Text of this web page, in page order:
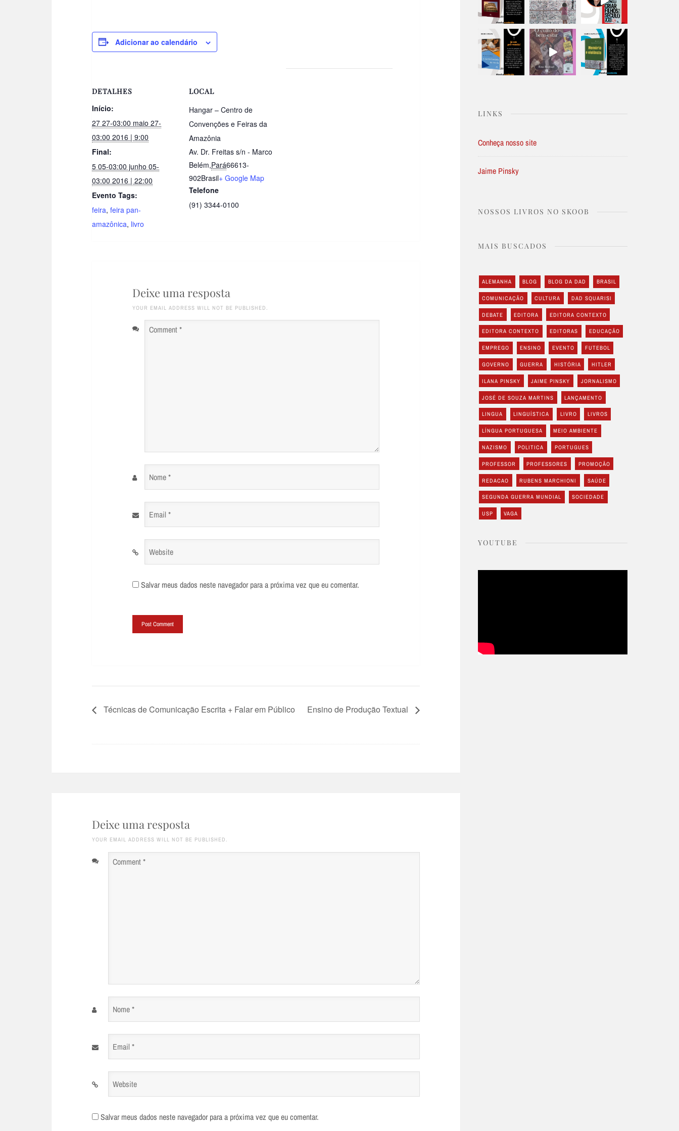
Adicionar ao calendário
DETALHES
Início:
27 27-03:00 maio 27-
03:00 2016 | 9:00
Final:
5 05-03:00 junho 05-
03:00 2016 | 22:00
Evento Tags:
feira, feira pan-
amazônica, livro
LOCAL
Hangar – Centro de
Convenções e Feiras da
Amazônia
Av. Dr. Freitas s/n - Marco
Belém,Pará66613-
902Brasil+ Google Map
Telefone
(91) 3344-0100
Deixe uma resposta
YOUR EMAIL ADDRESS WILL NOT BE PUBLISHED.
Comment
Nome
Email
Website
Salvar meus dados neste navegador para a próxima vez que eu comentar.
Técnicas de Comunicação Escrita + Falar em Público Ensino de Produção Textual
Deixe uma resposta
YOUR EMAIL ADDRESS WILL NOT BE PUBLISHED.
Comment
Nome
Email
Website
Salvar meus dados neste navegador para a próxima vez que eu comentar.
LINKS
Conheça nosso site
Jaime Pinsky
NOSSOS LIVROS NO SKOOB
MAIS BUSCADOS
ALEMANHA BLOG BLOG DA DAD BRASIL
COMUNICAÇÃO CULTURA DAD SQUARISI
DEBATE EDITORA EDITORA CONTEXTO
EDITORA CONTEXTO EDITORAS EDUCAÇÃO
EMPREGO ENSINO EVENTO FUTEBOL
GOVERNO GUERRA HISTÓRIA HITLER
ILANA PINSKY JAIME PINSKY JORNALISMO
JOSÉ DE SOUZA MARTINS LANÇAMENTO
LINGUA LINGUÍSTICA LIVRO LIVROS
LÍNGUA PORTUGUESA MEIO AMBIENTE
NAZISMO POLITICA PORTUGUES
PROFESSOR PROFESSORES PROMOÇÃO
REDACAO RUBENS MARCHIONI SAÚDE
SEGUNDA GUERRA MUNDIAL SOCIEDADE
USP VAGA
YOUTUBE